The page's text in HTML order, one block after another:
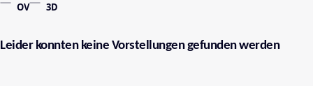
OV 3D
Leider konnten keine Vorstellungen gefunden werden